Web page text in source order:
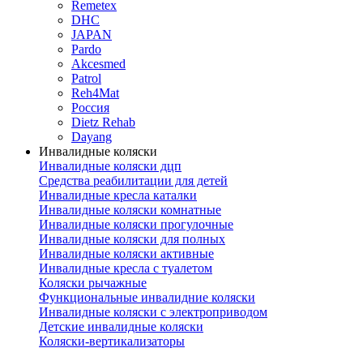
Remetex
DHC
JAPAN
Pardo
Akcesmed
Patrol
Reh4Mat
Россия
Dietz Rehab
Dayang
Инвалидные коляски
Инвалидные коляски дцп
Средства реабилитации для детей
Инвалидные кресла каталки
Инвалидные коляски комнатные
Инвалидные коляски прогулочные
Инвалидные коляски для полных
Инвалидные коляски активные
Инвалидные кресла с туалетом
Коляски рычажные
Функциональные инвалидние коляски
Инвалидные коляски с электроприводом
Детские инвалидные коляски
Коляски-вертикализаторы